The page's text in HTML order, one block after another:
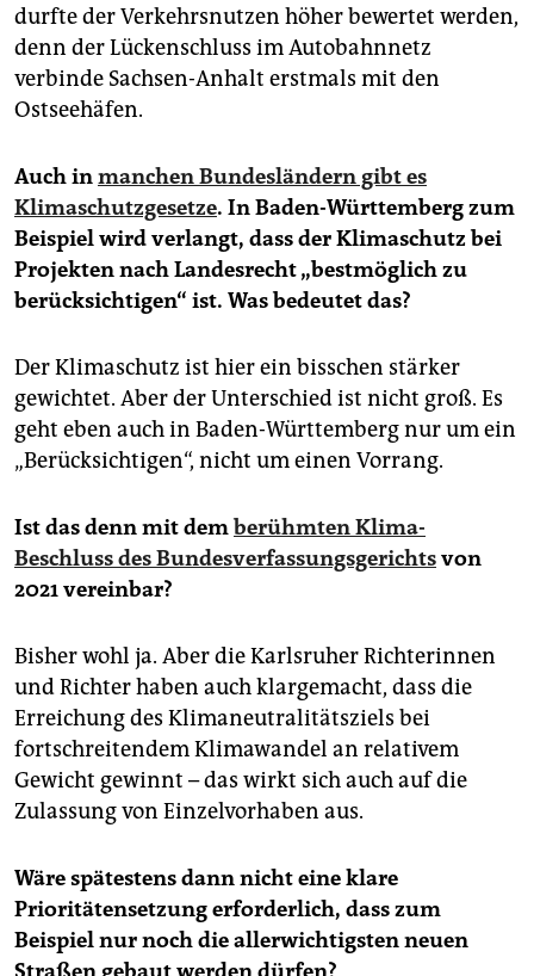
durfte der Verkehrsnutzen höher bewertet werden,
denn der Lückenschluss im Autobahnnetz
verbinde Sachsen-Anhalt erstmals mit den
Ostseehäfen.
Auch inmanchen Bundesländern gibt es
Klimaschutzgesetze. In Baden-Württemberg zum
Beispiel wird verlangt, dass der Klimaschutz bei
Projekten nach Landesrecht „bestmöglich zu
berücksichtigen“ ist. Was bedeutet das?
Der Klimaschutz ist hier ein bisschen stärker
gewichtet. Aber der Unterschied ist nicht groß. Es
geht eben auch in Baden-Württemberg nur um ein
„Berücksichtigen“, nicht um einen Vorrang.
Ist das denn mit demberühmten Klima-
Beschluss des Bundesverfassungsgerichtsvon
2021 vereinbar?
Bisher wohl ja. Aber die Karlsruher Richterinnen
und Richter haben auch klargemacht, dass die
Erreichung des Klimaneutralitätsziels bei
fortschreitendem Klimawandel an relativem
Gewicht gewinnt – das wirkt sich auch auf die
Zulassung von Einzelvorhaben aus.
Wäre spätestens dann nicht eine klare
Prioritätensetzung erforderlich, dass zum
Beispiel nur noch die allerwichtigsten neuen